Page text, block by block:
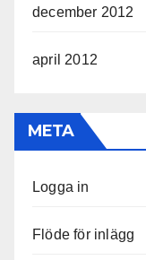
december 2012
april 2012
META
Logga in
Flöde för inlägg